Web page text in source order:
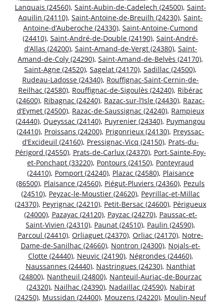
Lanquais (24560), Saint-Aubin-de-Cadelech (24500), Saint-
Aquilin (24110), Saint-Antoine-de-Breuilh (24230), Saint-
Antoine-d’Auberoche (24330), Saint-Antoine-Cumond
(24410), Saint-André-de-Double (24190), Saint-André-
d’Allas (24200), Saint-Amand-de-Vergt (24380), Saint-
Amand-de-Coly (24290), Saint-Amand-de-Belvès (24170),
Saint-Agne (24520), Sagelat (24170), Sadillac (24500),
Rudeau-Ladosse (24340), Rouffignac-Saint-Cernin-de-
Reilhac (24580), Rouffignac-de-Sigoulès (24240), Ribérac
(24600), Ribagnac (24240), Razac-sur-l’Isle (24430), Razac-
d’Eymet (24500), Razac-de-Saussignac (24240), Rampieux
(24440), Queyssac (24140), Puyrenier (24340), Puymangou
(24410), Proissans (24200), Prigonrieux (24130), Preyssac-
d’Excideuil (24160), Pressignac-Vicq (24150), Prats-du-
Périgord (24550), Prats-de-Carlux (24370), Port-Sainte-Foy-
et-Ponchapt (33220), Pontours (24150), Ponteyraud
(24410), Pomport (24240), Plazac (24580), Plaisance
(86500), Plaisance (24560), Piégut-Pluviers (24360), Pezuls
(24510), Peyzac-le-Moustier (24620), Peyrillac-et-Millac
(24370), Peyrignac (24210), Petit-Bersac (24600), Périgueux
(24000), Pazayac (24120), Payzac (24270), Paussac-et-
Saint-Vivien (24310), Paunat (24510), Paulin (24590),
Parcoul (24410), Orliaguet (24370), Orliac (24170), Notre-
Dame-de-Sanilhac (24660), Nontron (24300), Nojals-et-
Clotte (24440), Neuvic (24190), Négrondes (24460),
Naussannes (24440), Nastringues (24230), Nanthiat
(24800), Nantheuil (24800), Nanteuil-Auriac-de-Bourzac
(24320), Nailhac (24390), Nadaillac (24590), Nabirat
(24250), Mussidan (24400), Mouzens (24220), Moulin-Neuf